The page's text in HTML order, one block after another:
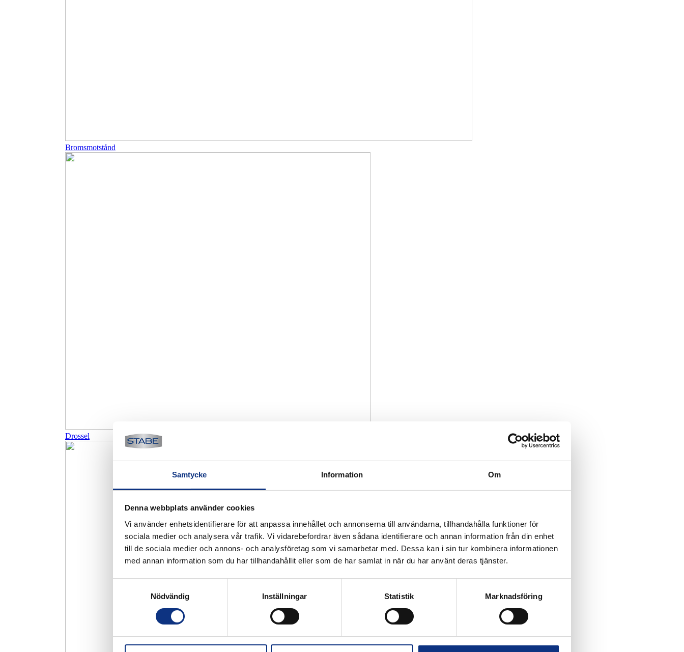
Samtycke Information Om
Denna webbplats använder cookies
Vi använder enhetsidentifierare för att anpassa innehållet och annonserna till användarna, tillhandahålla funktioner för
sociala medier och analysera vår trafik. Vi vidarebefordrar även sådana identifierare och annan information från din enhet
till de sociala medier och annons- och analysföretag som vi samarbetar med. Dessa kan i sin tur kombinera informationen
med annan information som du har tillhandahållit eller som de har samlat in när du har använt deras tjänster.
Nödvändig
Inställningar Statistik Marknadsföring
Bromsmotstånd
Drossel